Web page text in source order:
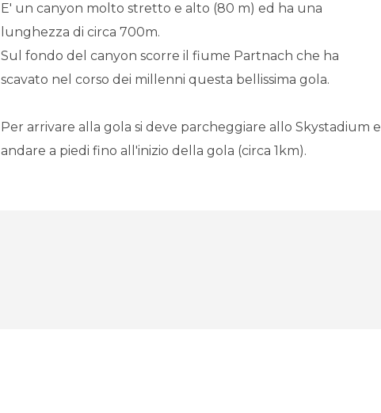
E' un canyon molto stretto e alto (80 m) ed ha una
lunghezza di circa 700m.
Sul fondo del canyon scorre il fiume Partnach che ha
scavato nel corso dei millenni questa bellissima gola.
Per arrivare alla gola si deve parcheggiare allo Skystadium e
andare a piedi fino all'inizio della gola (circa 1km).